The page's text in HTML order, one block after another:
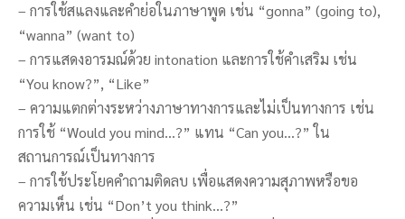
– การใช้สแลงและคำย่อในภาษาพูด เช่น “gonna” (going to),
“wanna” (want to)
– การแสดงอารมณ์ด้วย intonation และการใช้คำเสริม เช่น
“You know?”, “Like”
– ความแตกต่างระหว่างภาษาทางการและไม่เป็นทางการ เช่น
การใช้ “Would you mind…?” แทน “Can you…?” ใน
สถานการณ์เป็นทางการ
– การใช้ประโยคคำถามติดลบ เพื่อแสดงความสุภาพหรือขอ
ความเห็น เช่น “Don’t you think…?”